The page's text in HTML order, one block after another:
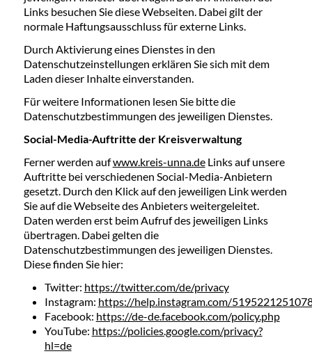
Links besuchen Sie diese Webseiten. Dabei gilt der
normale Haftungsausschluss für externe Links.
Durch Aktivierung eines Dienstes in den
Datenschutzeinstellungen erklären Sie sich mit dem
Laden dieser Inhalte einverstanden.
Für weitere Informationen lesen Sie bitte die
Datenschutzbestimmungen des jeweiligen Dienstes.
Social-Media-Auftritte der Kreisverwaltung
Ferner werden aufwww.kreis-unna.deLinks auf unsere
Auftritte bei verschiedenen Social-Media-Anbietern
gesetzt. Durch den Klick auf den jeweiligen Link werden
Sie auf die Webseite des Anbieters weitergeleitet.
Daten werden erst beim Aufruf des jeweiligen Links
übertragen. Dabei gelten die
Datenschutzbestimmungen des jeweiligen Dienstes.
Diese finden Sie hier:
Twitter: https://twitter.com/de/privacy
Instagram: https://help.instagram.com/
Facebook: https://de-de.facebook.com/policy.php
YouTube: https://policies.google.com/privacy?
hl=de